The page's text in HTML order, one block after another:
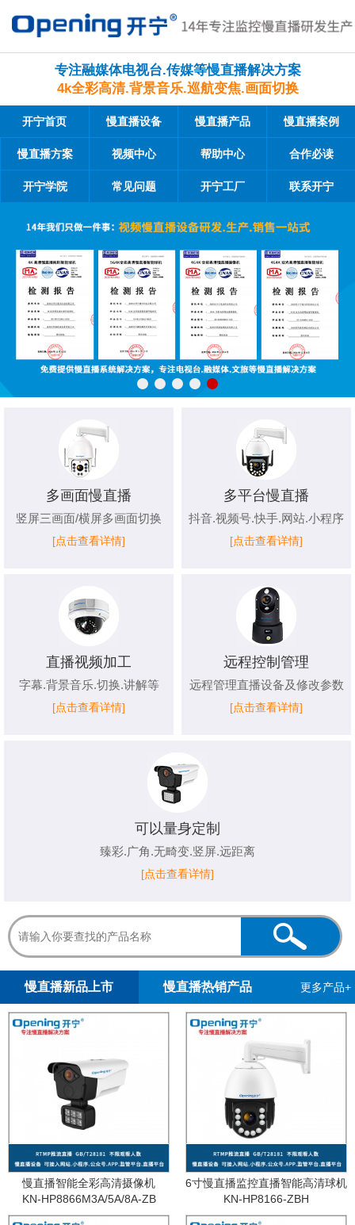
专注融媒体电视台.传媒等慢直播解决方案
4k全彩高清.背景音乐.巡航变焦.画面切换
开宁首页 慢直播设备 慢直播产品 慢直播案例
慢直播方案 视频中心 帮助中心 合作必读
开宁学院 常见问题 开宁工厂 联系开宁
多画面慢直播
竖屏三画面/横屏多画面切换
[点击查看详情]
多平台慢直播
抖音.视频号.快手.网站.小程序
[点击查看详情]
直播视频加工
字幕.背景音乐.切换.讲解等
[点击查看详情]
远程控制管理
远程管理直播设备及修改参数
[点击查看详情]
可以量身定制
臻彩.广角.无畸变.竖屏.远距离
[点击查看详情]
慢直播新品上市 慢直播热销产品 更多产品+
慢直播智能全彩高清摄像机
KN-HP8866M3A/5A/8A-ZB
6寸慢直播监控直播智能高清球机
KN-HP8166-ZBH